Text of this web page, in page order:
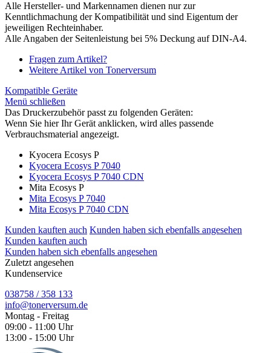
Alle Hersteller- und Markennamen dienen nur zur
Kenntlichmachung der Kompatibilität und sind Eigentum der
jeweiligen Rechteinhaber.
Alle Angaben der Seitenleistung bei 5% Deckung auf DIN-A4.
Fragen zum Artikel?
Weitere Artikel von Tonerversum
Kompatible Geräte
Menü schließen
Das Druckerzubehör passt zu folgenden Geräten:
Wenn Sie hier Ihr Gerät anklicken, wird alles passende
Verbrauchsmaterial angezeigt.
Kyocera Ecosys P
Kyocera Ecosys P 7040
Kyocera Ecosys P 7040 CDN
Mita Ecosys P
Mita Ecosys P 7040
Mita Ecosys P 7040 CDN
Kunden kauften auch Kunden haben sich ebenfalls angesehen
Kunden kauften auch
Kunden haben sich ebenfalls angesehen
Zuletzt angesehen
Kundenservice
038758 / 358 133
info@tonerversum.de
Montag - Freitag
09:00 - 11:00 Uhr
13:00 - 15:00 Uhr